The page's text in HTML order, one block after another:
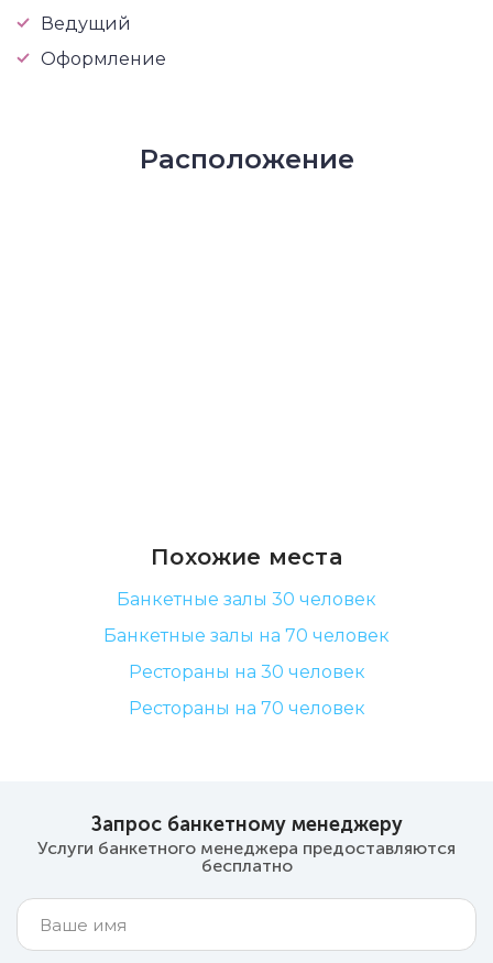
Ведущий
Оформление
Расположение
Похожие места
Банкетные залы 30 человек
Банкетные залы на 70 человек
Рестораны на 30 человек
Рестораны на 70 человек
Запрос банкетному менеджеру
Услуги банкетного менеджера предоставляются
бесплатно